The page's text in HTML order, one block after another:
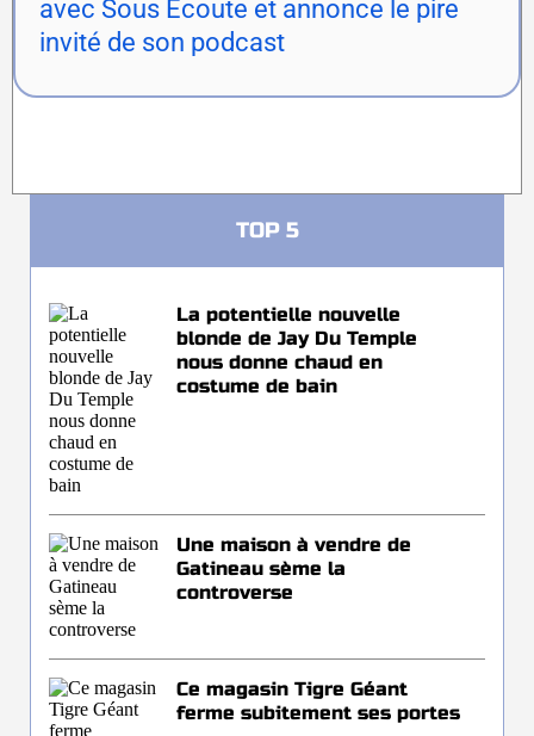
avec Sous Écoute et annonce le pire
invité de son podcast
TOP 5
La potentielle nouvelle
blonde de Jay Du Temple
nous donne chaud en
costume de bain
Une maison à vendre de
Gatineau sème la
controverse
Ce magasin Tigre Géant
ferme subitement ses portes